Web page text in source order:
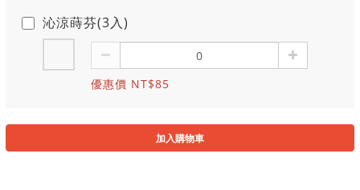
沁涼蒔芬(3入)
優惠價 NT$85
加入購物車